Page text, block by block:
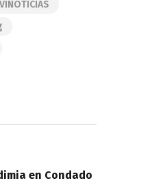
VINOTICIAS
en Condado